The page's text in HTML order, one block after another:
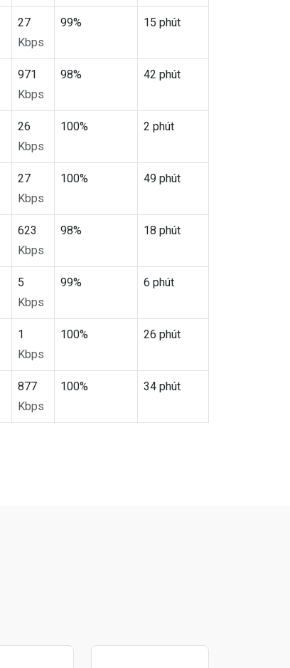
27
Kbps
99% 15 phút
971
Kbps
98% 42 phút
26
Kbps
100% 2 phút
27
Kbps
100% 49 phút
623
Kbps
98% 18 phút
5
Kbps
99% 6 phút
1
Kbps
100% 26 phút
877
Kbps
100% 34 phút